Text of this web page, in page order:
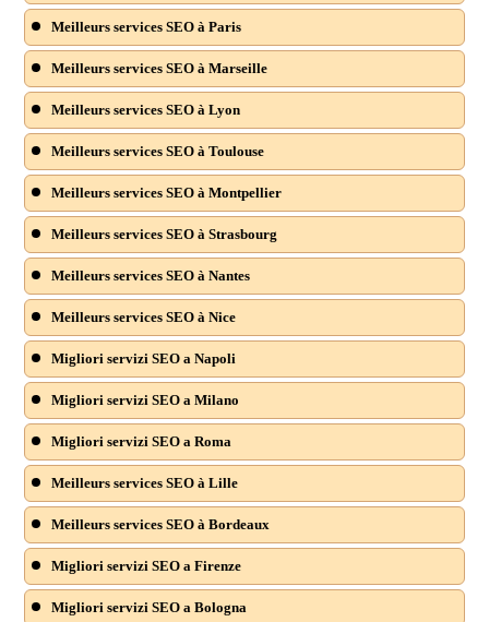
Meilleurs services SEO à Paris
Meilleurs services SEO à Marseille
Meilleurs services SEO à Lyon
Meilleurs services SEO à Toulouse
Meilleurs services SEO à Montpellier
Meilleurs services SEO à Strasbourg
Meilleurs services SEO à Nantes
Meilleurs services SEO à Nice
Migliori servizi SEO a Napoli
Migliori servizi SEO a Milano
Migliori servizi SEO a Roma
Meilleurs services SEO à Lille
Meilleurs services SEO à Bordeaux
Migliori servizi SEO a Firenze
Migliori servizi SEO a Bologna